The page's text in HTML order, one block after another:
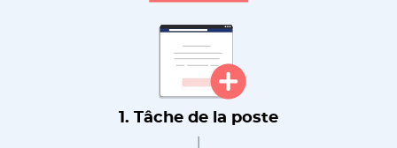
1. Tâche de la poste